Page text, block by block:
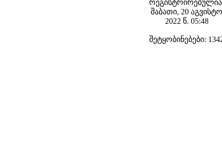
შაბათი, 20 აგვისტო
2022 წ. 05:48
შეტყობინებები: